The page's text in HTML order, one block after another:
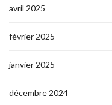
avril 2025
février 2025
janvier 2025
décembre 2024